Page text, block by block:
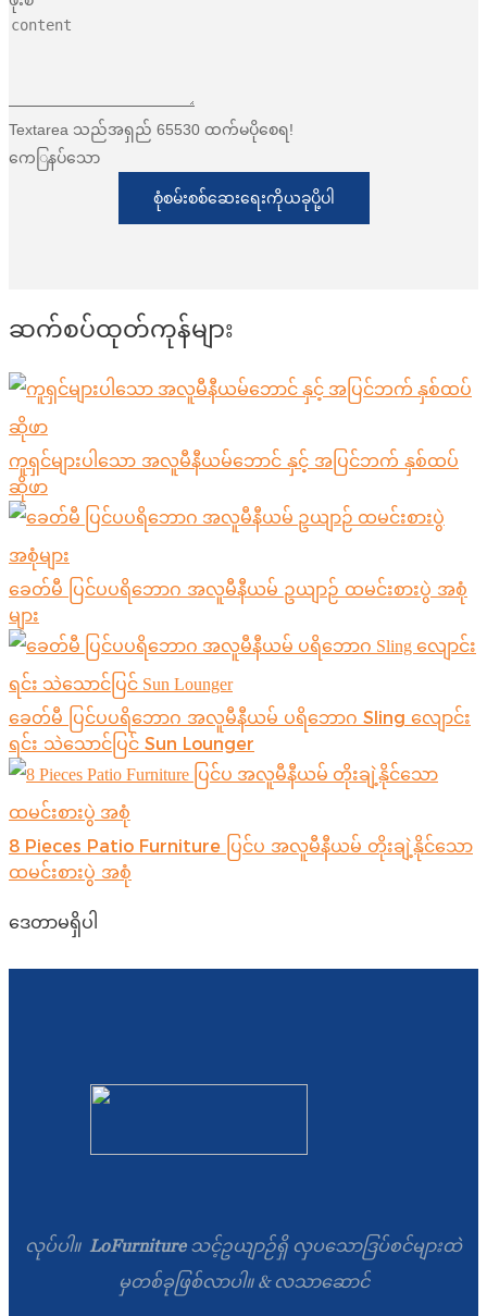
Textarea သည်အရှည် 65530 ထက်မပိုစေရ!
ကေြနပ်သော
စုံစမ်းစစ်ဆေးရေးကိုယခုပို့ပါ
ဆက်စပ်ထုတ်ကုန်များ
ကူရှင်များပါသော အလူမီနီယမ်ဘောင် နှင့် အပြင်ဘက် နှစ်ထပ်
ဆိုဖာ
ခေတ်မီ ပြင်ပပရိဘောဂ အလူမီနီယမ် ဥယျာဉ် ထမင်းစားပွဲ အစုံ
များ
ခေတ်မီ ပြင်ပပရိဘောဂ အလူမီနီယမ် ပရိဘောဂ Sling လျောင်း
ရင်း သဲသောင်ပြင် Sun Lounger
8 Pieces Patio Furniture ပြင်ပ အလူမီနီယမ် တိုးချဲ့နိုင်သော
ထမင်းစားပွဲ အစုံ
ဒေတာမရှိပါ
လုပ်ပါ။ LoFurniture သင့်ဥယျာဉ်ရှိ လှပသောဒြပ်စင်များထဲ
မှတစ်ခုဖြစ်လာပါ။ & လသာဆောင်